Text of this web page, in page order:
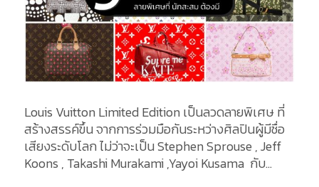
Louis Vuitton Limited Edition เป็นลวดลายพิเศษ ที่
สร้างสรรค์ขึ้น จากการร่วมมือกันระหว่างศิลปินผู้มีชื่อ
เสียงระดับโลก ไม่ว่าจะเป็น Stephen Sprouse , Jeff
Koons , Takashi Murakami ,Yayoi Kusama กับ